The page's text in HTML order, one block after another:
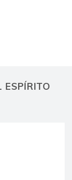
ESPÍRITO